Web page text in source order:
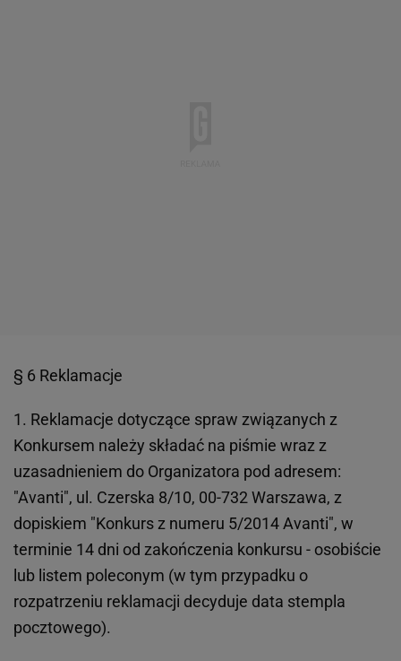
§ 6 Reklamacje
1. Reklamacje dotyczące spraw związanych z
Konkursem należy składać na piśmie wraz z
uzasadnieniem do Organizatora pod adresem:
"Avanti", ul. Czerska 8/10, 00-732 Warszawa, z
dopiskiem "Konkurs z numeru 5/2014 Avanti", w
terminie 14 dni od zakończenia konkursu - osobiście
lub listem poleconym (w tym przypadku o
rozpatrzeniu reklamacji decyduje data stempla
pocztowego).